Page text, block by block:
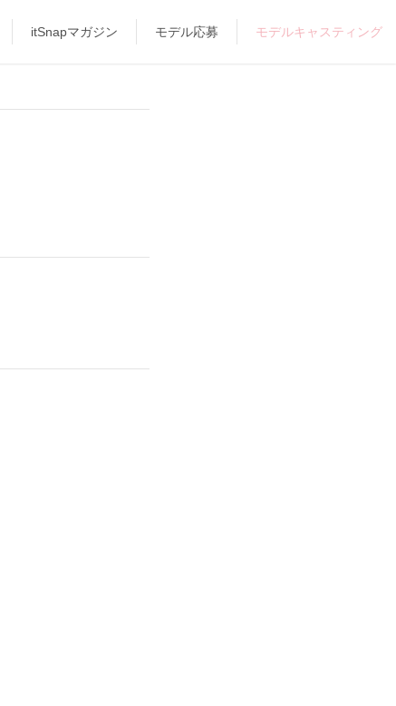
itSnapマガジン モデル応募 モデルキャスティング